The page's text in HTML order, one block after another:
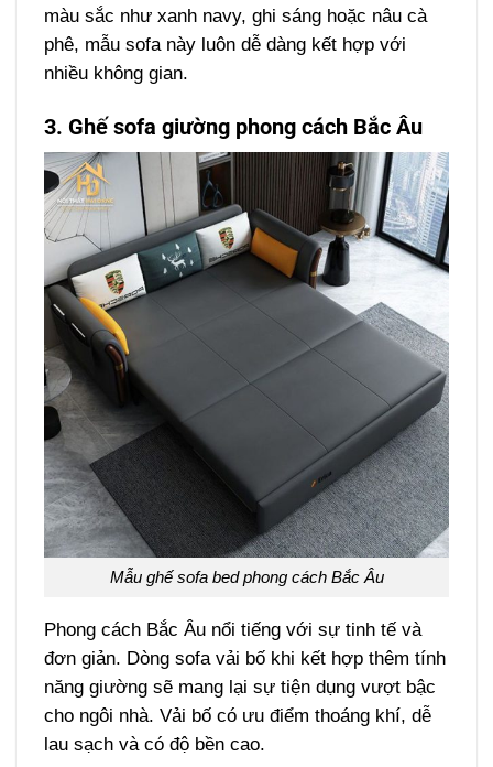
màu sắc như xanh navy, ghi sáng hoặc nâu cà
phê, mẫu sofa này luôn dễ dàng kết hợp với
nhiều không gian.
3. Ghế sofa giường phong cách Bắc Âu
Mẫu ghế sofa bed phong cách Bắc Âu
Phong cách Bắc Âu nổi tiếng với sự tinh tế và
đơn giản. Dòng sofa vải bố khi kết hợp thêm tính
năng giường sẽ mang lại sự tiện dụng vượt bậc
cho ngôi nhà. Vải bố có ưu điểm thoáng khí, dễ
lau sạch và có độ bền cao.